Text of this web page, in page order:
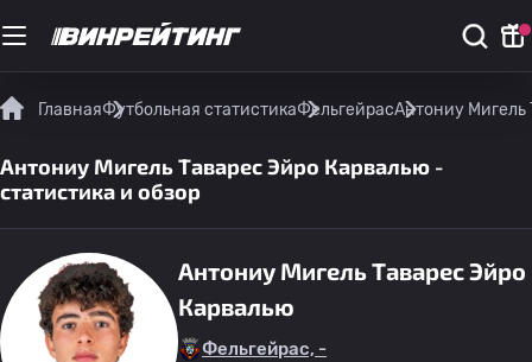
ГлавнаяФутбольная статистикаФельгейрасАнтониу Мигель
Антониу Мигель Таварес Эйро Карвалью -
статистика и обзор
Антониу Мигель Таварес Эйро
Карвалью
Фельгейрас, -